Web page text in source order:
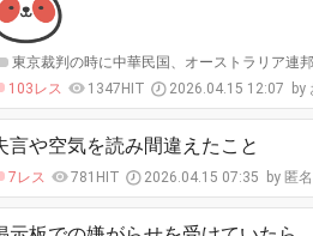
東京裁判の時に中華民国、オーストラリア連
103レス
1347HIT 2026.04.15 12:07
言や空気を読み間違えたこと
7レス 781HIT 2026.04.15 07:35 匿